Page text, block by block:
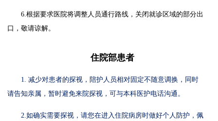
6.根据要求医院将调整人员通行路线，关闭就诊区域的部分出
口，敬请谅解。
住院部患者
1. 减少对患者的探视，陪护人员相对固定不随意调换，同时
请告知亲属，暂时避免来院探视，可与本科医护电话沟通。
2.如确实需要探视，请您在进入住院病房时做好个人防护，佩